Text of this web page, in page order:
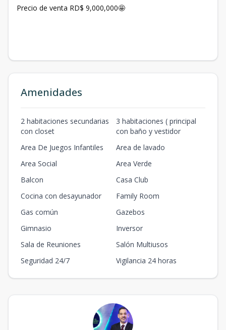
Precio de venta RD$ 9,000,000🤩
Amenidades
2 habitaciones secundarias
con closet
3 habitaciones ( principal
con baño y vestidor
Area De Juegos Infantiles
Area de lavado
Area Social
Area Verde
Balcon
Casa Club
Cocina con desayunador
Family Room
Gas común
Gazebos
Gimnasio
Inversor
Sala de Reuniones
Salón Multiusos
Seguridad 24/7
Vigilancia 24 horas